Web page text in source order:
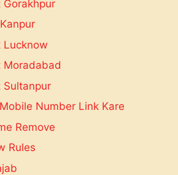
Gorakhpur
Lucknow
Moradabad
Sultanpur
Number Link Kare
Remove
Rules